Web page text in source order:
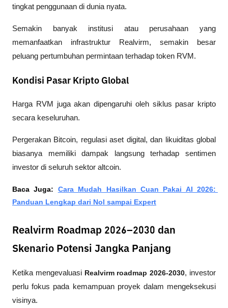
tingkat penggunaan di dunia nyata.
Semakin banyak institusi atau perusahaan yang
memanfaatkan infrastruktur Realvirm, semakin besar
peluang pertumbuhan permintaan terhadap token RVM.
Kondisi Pasar Kripto Global
Harga RVM juga akan dipengaruhi oleh siklus pasar kripto
secara keseluruhan.
Pergerakan Bitcoin, regulasi aset digital, dan likuiditas global
biasanya memiliki dampak langsung terhadap sentimen
investor di seluruh sektor altcoin.
Baca Juga: Cara Mudah Hasilkan Cuan Pakai AI 2026:
Panduan Lengkap dari Nol sampai Expert
Realvirm Roadmap 2026–2030 dan
Skenario Potensi Jangka Panjang
Ketika mengevaluasi Realvirm roadmap 2026-2030, investor
perlu fokus pada kemampuan proyek dalam mengeksekusi
visinya.